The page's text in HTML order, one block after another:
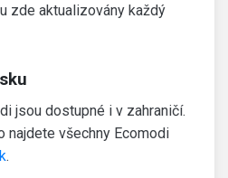
zde aktualizovány každý
jsou dostupné i v zahraničí.
najdete všechny Ecomodi
.